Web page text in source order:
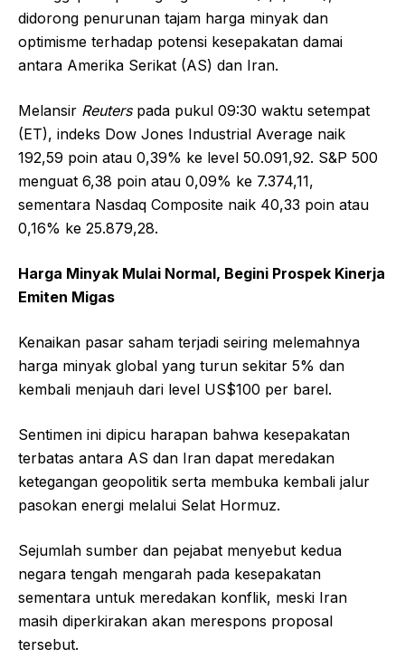
didorong penurunan tajam harga minyak dan
optimisme terhadap potensi kesepakatan damai
antara Amerika Serikat (AS) dan Iran.
Melansir Reuterspada pukul 09:30 waktu setempat
(ET), indeks Dow Jones Industrial Average naik
192,59 poin atau 0,39% ke level 50.091,92. S&P 500
menguat 6,38 poin atau 0,09% ke 7.374,11,
sementara Nasdaq Composite naik 40,33 poin atau
0,16% ke 25.879,28.
Harga Minyak Mulai Normal, Begini Prospek Kinerja
Emiten Migas
Kenaikan pasar saham terjadi seiring melemahnya
harga minyak global yang turun sekitar 5% dan
kembali menjauh dari level US$100 per barel.
Sentimen ini dipicu harapan bahwa kesepakatan
terbatas antara AS dan Iran dapat meredakan
ketegangan geopolitik serta membuka kembali jalur
pasokan energi melalui Selat Hormuz.
Sejumlah sumber dan pejabat menyebut kedua
negara tengah mengarah pada kesepakatan
sementara untuk meredakan konflik, meski Iran
masih diperkirakan akan merespons proposal
tersebut.